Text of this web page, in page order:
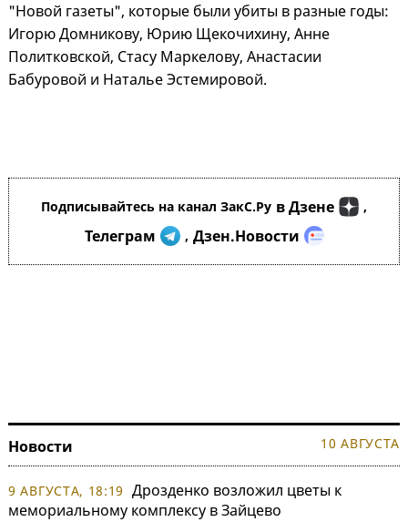
"Новой газеты", которые были убиты в разные годы:
Игорю Домникову, Юрию Щекочихину, Анне
Политковской, Стасу Маркелову, Анастасии
Бабуровой и Наталье Эстемировой.
Подписывайтесь на канал ЗакС.Ру в Дзене ,
Телеграм , Дзен.Новости
Новости 10 АВГУСТА
9 АВГУСТА, 18:19 Дрозденко возложил цветы к
мемориальному комплексу в Зайцево